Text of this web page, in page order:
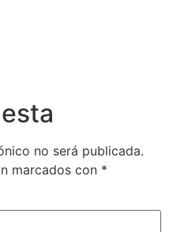
no será publicada.
marcados con *